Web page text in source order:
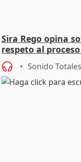
Sira Rego opina
respeto al
Sonido Totales